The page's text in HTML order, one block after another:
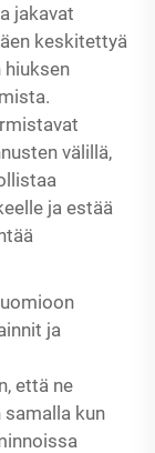
jakavat
keskitettyä
hiuksen
välillä,
ja estää
ja
että ne
kun